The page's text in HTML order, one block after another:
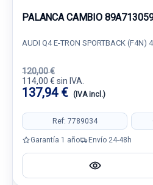
PALANCA CAMBIO
AUDI Q4 E-TRON SPORTBACK (F4N)
120,00 €
114,00 € sin IVA.
137,94 € (IVA incl.)
Ref: 7789034
Garantía 1 año Envío 24-48h